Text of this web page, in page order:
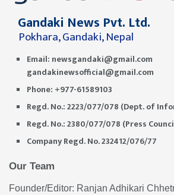
Gandaki News Pvt. Ltd.
Pokhara, Gandaki, Nepal
Email: newsgandaki@gmail.com
gandakinewsofficial@gmail.com
Phone: +977-61589103
Regd. No.: 2223/077/078 (Dept. of
Regd. No.: 2380/077/078 (Press
Company Regd. No. 232412/076/77
Our Team
Founder/Editor: Ranjan Adhikari